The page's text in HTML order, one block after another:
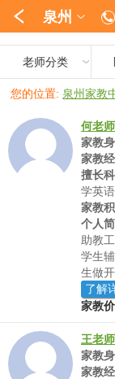
泉州
老师分类
您的位置: 泉州家教
何老
家教身
家教经
擅长科
学英语
家教积
个人简
助教
学生
生做
全面
练习
我会
生提
过之
了解
家教价
王老
家教身
家教经